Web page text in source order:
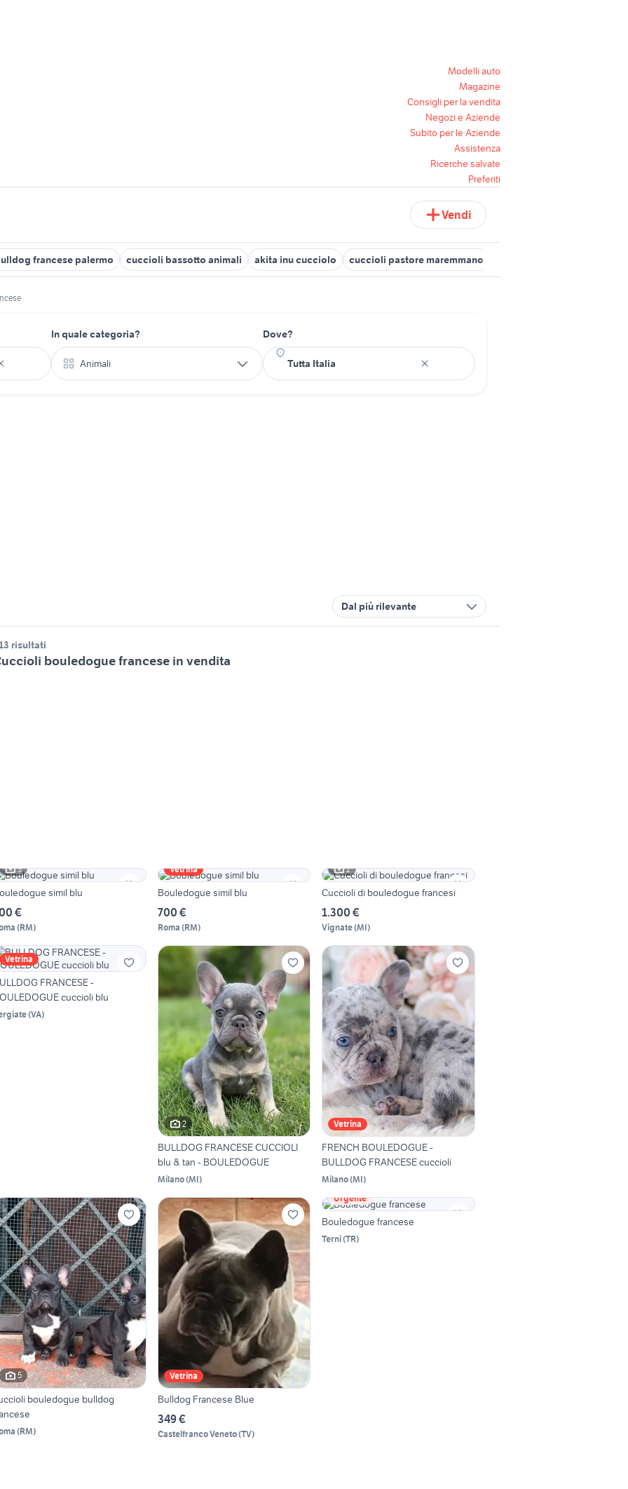
Modelli auto
Magazine
Consigli per la vendita
Negozi e Aziende
Subito per le Aziende
Assistenza
Ricerche salvate
Preferiti
Vendi
francese palermo cuccioli bassotto animali akita inu cucciolo cuccioli pastore maremmano
In quale categoria?
Animali
Dove?
Dal più rilevante
risultati
bouledogue francese in vendita
3
simil blu
€
(RM)
Vetrina
Bouledogue simil blu
700 €
Roma (RM)
2
Cuccioli di bouledogue francesi
1.300 €
Vignate(MI)
Vetrina
FRANCESE -
cuccioli blu
(VA)
2
BULLDOG FRANCESE CUCCIOLI
blu & tan - BOULEDOGUE
Milano(MI)
Vetrina
FRENCH BOULEDOGUE -
BULLDOG FRANCESE cuccioli
Milano(MI)
5
bouledogue bulldog
(RM)
Vetrina
Bulldog Francese Blue
349 €
Castelfranco Veneto(TV)
Urgente
Bouledogue francese
Terni(TR)